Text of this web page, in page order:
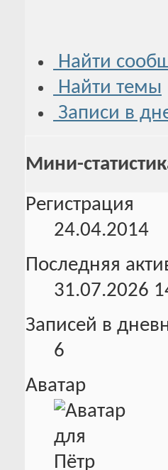
Найти
Найти темы
Записи в
Мини-
Регистрация
24.04.2014
Последняя
31.07.2026
Записей в
6
Аватар